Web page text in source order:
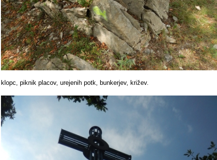
klopc, piknik placov, urejenih potk, bunkerjev, križev.